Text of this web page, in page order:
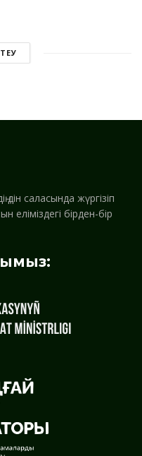
дін саласында жүргізіп
бірден-бір